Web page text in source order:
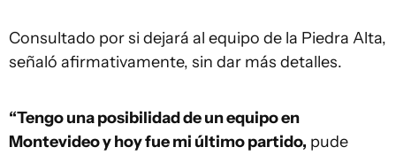
Consultado por si dejará al equipo de la Piedra Alta,
señaló afirmativamente, sin dar más detalles.
“Tengo una posibilidad de un equipo en
Montevideo y hoy fue mi último partido, pude